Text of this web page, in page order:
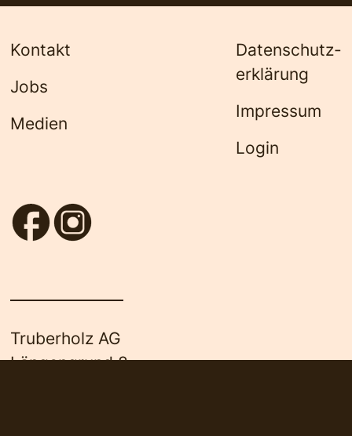
Kontakt
Jobs
Medien
Datenschutz­
erklärung
Impressum
Login
Truberholz AG
Längengrund 8